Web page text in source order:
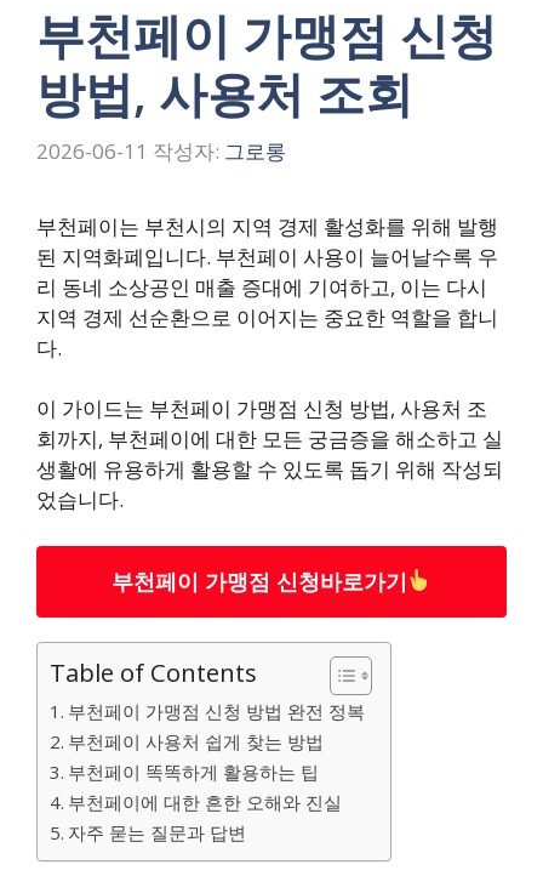
부천페이 가맹점 신청
방법, 사용처 조회
2026-06-11 작성자: 그로롱
부천페이는 부천시의 지역 경제 활성화를 위해 발행
된 지역화폐입니다. 부천페이 사용이 늘어날수록 우
리 동네 소상공인 매출 증대에 기여하고, 이는 다시
지역 경제 선순환으로 이어지는 중요한 역할을 합니
다.
이 가이드는 부천페이 가맹점 신청 방법, 사용처 조
회까지, 부천페이에 대한 모든 궁금증을 해소하고 실
생활에 유용하게 활용할 수 있도록 돕기 위해 작성되
었습니다.
부천페이 가맹점 신청바로가기
Table of Contents
부천페이 가맹점 신청 방법 완전 정복
부천페이 사용처 쉽게 찾는 방법
부천페이 똑똑하게 활용하는 팁
부천페이에 대한 흔한 오해와 진실
자주 묻는 질문과 답변